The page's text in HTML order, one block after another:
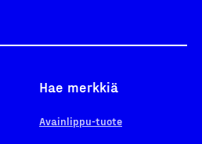
Hae merkkiä
Avainlippu-tuote